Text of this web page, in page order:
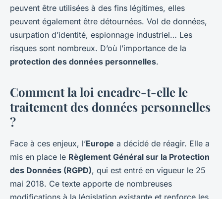
peuvent être utilisées à des fins légitimes, elles
peuvent également être détournées. Vol de données,
usurpation d’identité, espionnage industriel… Les
risques sont nombreux. D’où l’importance de la
protection des données personnelles.
Comment la loi encadre-t-elle le
traitement des données personnelles
?
Face à ces enjeux, l’Europe a décidé de réagir. Elle a
mis en place le Règlement Général sur la Protection
des Données (RGPD), qui est entré en vigueur le 25
mai 2018. Ce texte apporte de nombreuses
modifications à la législation existante et renforce les